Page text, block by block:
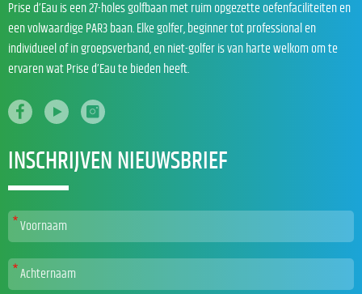
Prise d’Eau is een 27-holes golfbaan met ruim opgezette oefenfaciliteiten en
een volwaardige PAR3 baan. Elke golfer, beginner tot professional en
individueel of in groepsverband, en niet-golfer is van harte welkom om te
ervaren wat Prise d’Eau te bieden heeft.
INSCHRIJVEN NIEUWSBRIEF